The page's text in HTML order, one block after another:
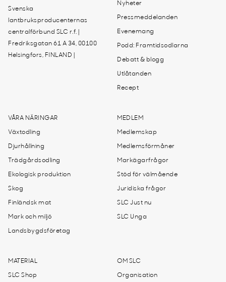
Svenska
lantbruksproducenternas
centralförbund SLC r.f. |
Fredriksgatan 61 A 34, 00100
Helsingfors, FINLAND |
Nyheter
Pressmeddelanden
Evenemang
Podd: Framtidsodlarna
Debatt & blogg
Utlåtanden
Recept
VÅRA NÄRINGAR
Växtodling
Djurhållning
Trädgårdsodling
Ekologisk produktion
Skog
Finländsk mat
Mark och miljö
Landsbygdsföretag
MEDLEM
Medlemskap
Medlemsförmåner
Markägarfrågor
Stöd för välmående
Juridiska frågor
SLC Just nu
SLC Unga
MATERIAL
SLC Shop
OM SLC
Organisation